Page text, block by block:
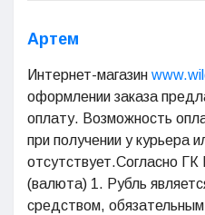
Артем
Интернет-магазин
оформлении заказа
оплату. Возможность
при получении у курьера
отсутствует.Согласно
(валюта) 1. Рубль
средством,